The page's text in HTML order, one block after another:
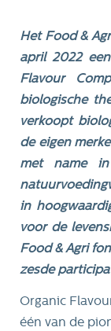
Het Food &
april 2022
Flavour
biologische
verkoopt
de eigen
met name in
in
voor de
Food & Agri
zesde
Organic
één van de